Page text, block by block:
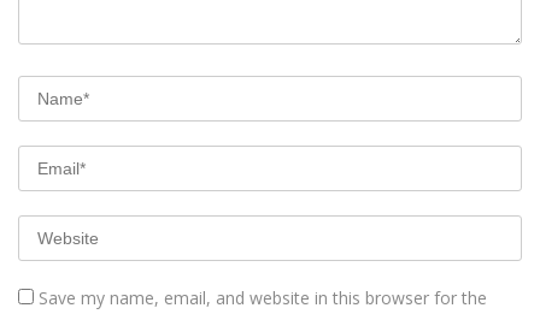
Save my name, email, and website in this browser for the